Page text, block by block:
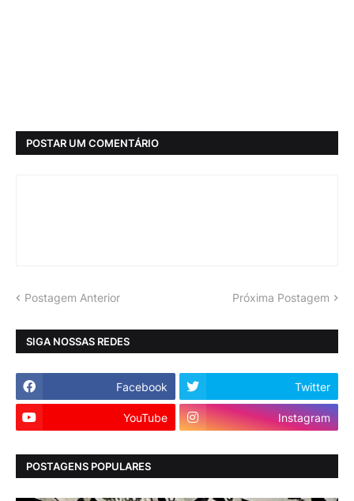
POSTAR UM COMENTÁRIO
Postagem Anterior Próxima Postagem
SIGA NOSSAS REDES
Facebook Twitter
YouTube Instagram
POSTAGENS POPULARES